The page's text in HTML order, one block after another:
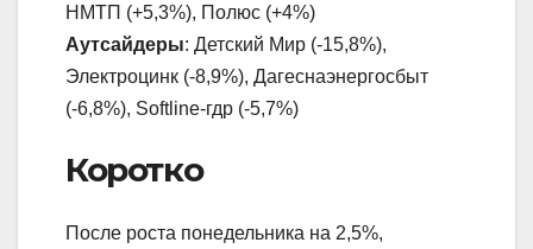
НМТП (+5,3%), Полюс (+4%)
Аутсайдеры: Детский Мир (-15,8%),
Электроцинк (-8,9%), Дагеснаэнергосбыт
(-6,8%), Softline-гдр (-5,7%)
Коротко
После роста понедельника на 2,5%,